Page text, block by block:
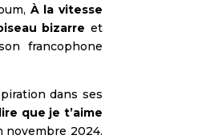
À la vitesse
bizarre et
francophone
dans ses
que je t’aime
novembre 2024.